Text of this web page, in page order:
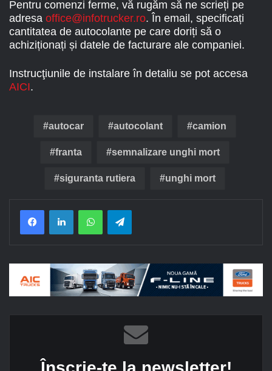
Pentru comenzi ferme, vă rugăm să ne scrieți pe
adresa office@infotrucker.ro. În email, specificați
cantitatea de autocolante pe care doriți să o
achiziționați și datele de facturare ale companiei.
Instrucţiunile de instalare în detaliu se pot accesa
AICI.
autocar autocolant camion
franta semnalizare unghi mort
siguranta rutiera unghi mort